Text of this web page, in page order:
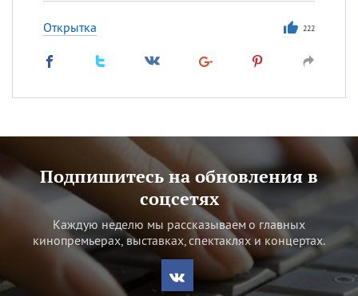
Открытка 222
Подпишитесь на обновления в
соцсетях
Каждую неделю мы рассказываем о главных
кинопремьерах, выставках, спектаклях и концертах.